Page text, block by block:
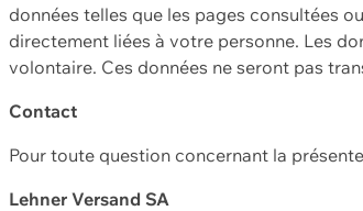
données telles que les pages consultées
directement liées à votre personne. Les
volontaire. Ces données ne seront pas
Contact
Pour toute question concernant la
Lehner Versand SA